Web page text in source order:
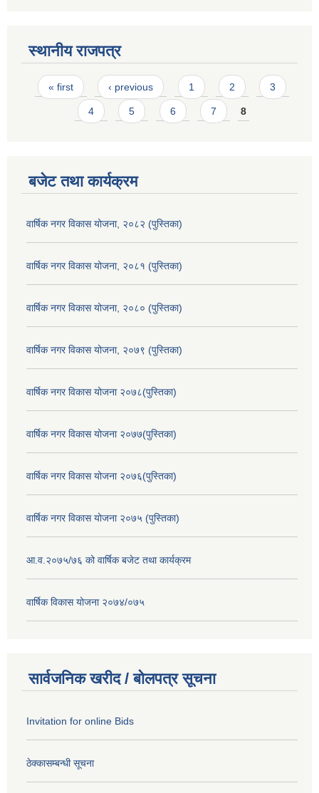
स्थानीय राजपत्र
Pages
« first ‹ previous 1 2 3
4 5 6 7 8
बजेट तथा कार्यक्रम
वार्षिक नगर विकास योजना, २०८२ (पुस्तिका)
वार्षिक नगर विकास योजना, २०८१ (पुस्तिका)
वार्षिक नगर विकास योजना, २०८० (पुस्तिका)
वार्षिक नगर विकास योजना, २०७९ (पुस्तिका)
वार्षिक नगर विकास योजना २०७८(पुस्तिका)
वार्षिक नगर विकास योजना २०७७(पुस्तिका)
वार्षिक नगर विकास योजना २०७६(पुस्तिका)
वार्षिक नगर विकास योजना २०७५ (पुस्तिका)
आ.व.२०७५/७६ को वार्षिक बजेट तथा कार्यक्रम
वार्षिक विकास योजना २०७४/०७५
सार्वजनिक खरीद / बोलपत्र सूचना
Invitation for online Bids
ठेक्कासम्बन्धी सूचना